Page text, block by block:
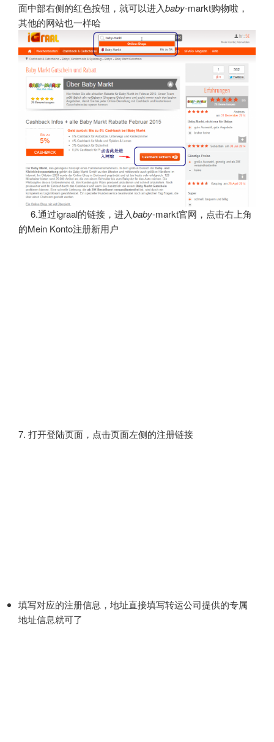
面中部右侧的红色按钮，就可以进入baby-markt购物啦，
其他的网站也一样哈
6.通过igraal的链接，进入baby-markt官网，点击右上角
的Mein Konto注册新用户
7. 打开登陆页面，点击页面左侧的注册链接
填写对应的注册信息，地址直接填写转运公司提供的专属
地址信息就可了